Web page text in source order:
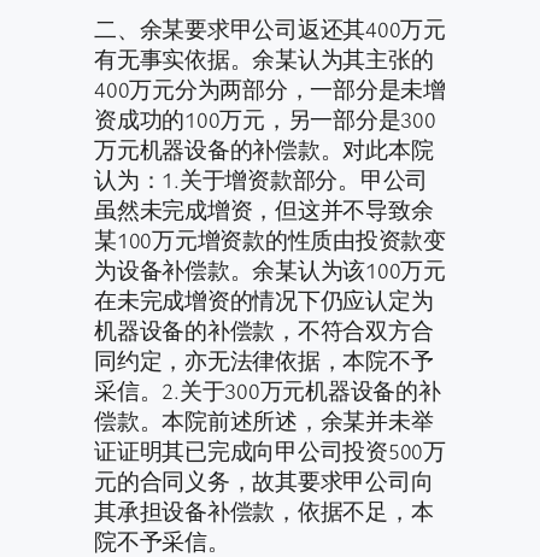
二、余某要求甲公司返还其400万元
有无事实依据。余某认为其主张的
400万元分为两部分，一部分是未增
资成功的100万元，另一部分是300
万元机器设备的补偿款。对此本院
认为：1.关于增资款部分。甲公司
虽然未完成增资，但这并不导致余
某100万元增资款的性质由投资款变
为设备补偿款。余某认为该100万元
在未完成增资的情况下仍应认定为
机器设备的补偿款，不符合双方合
同约定，亦无法律依据，本院不予
采信。2.关于300万元机器设备的补
偿款。本院前述所述，余某并未举
证证明其已完成向甲公司投资500万
元的合同义务，故其要求甲公司向
其承担设备补偿款，依据不足，本
院不予采信。